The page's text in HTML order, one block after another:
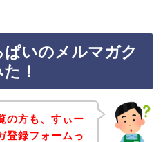
いのメルマガク
！
の方も、すぃー
登録フォームっ